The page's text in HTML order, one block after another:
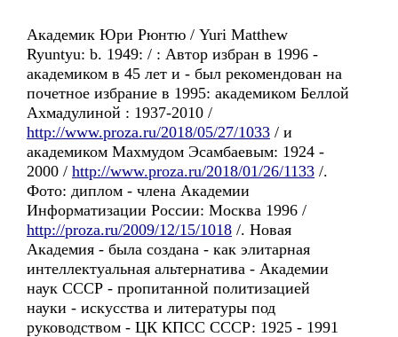
Академик Юри Рюнтю / Yuri Matthew
Ryuntyu: b. 1949: / : Автор избран в 1996 -
академиком в 45 лет и - был рекомендован на
почетное избрание в 1995: академиком Беллой
Ахмадулиной : 1937-2010 /
http://www.proza.ru/2018/05/27/1033 / и
академиком Махмудом Эсамбаевым: 1924 -
2000 / http://www.proza.ru/2018/01/26/1133 /.
Фото: диплом - члена Академии
Информатизации России: Москва 1996 /
http://proza.ru/2009/12/15/1018 /. Новая
Академия - была создана - как элитарная
интеллектуальная альтернатива - Академии
наук СССР - пропитанной политизацией
науки - искусства и литературы под
руководством - ЦК КПСС СССР: 1925 - 1991